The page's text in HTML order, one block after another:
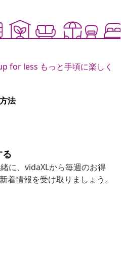
for less もっと手頃に楽しく
法
に、vidaXLから毎週のお得
着情報を受け取りましょう。